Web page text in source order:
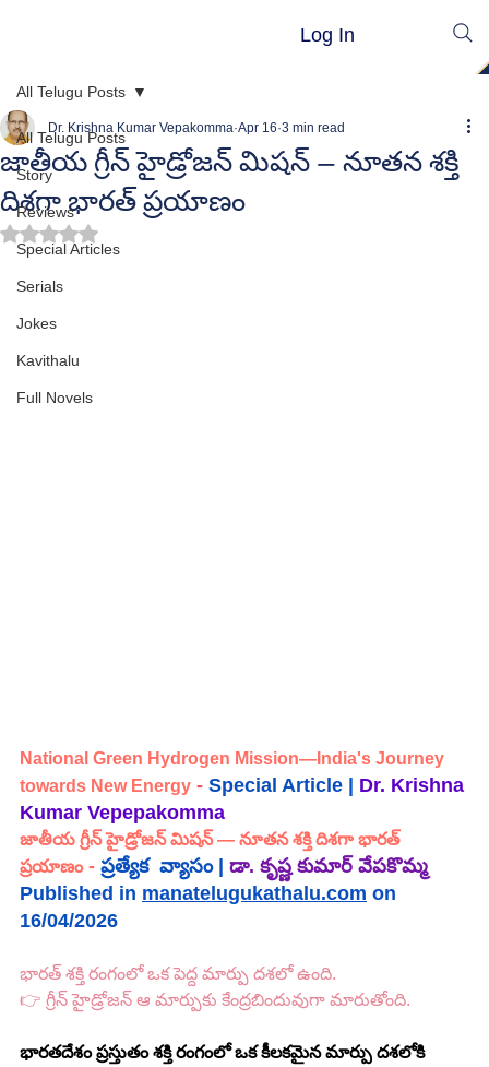
Log In
All Telugu Posts
Story
Reviews
Special Articles
Serials
Jokes
Kavithalu
Full Novels
All Telugu Posts
జాతీయ గ్రీన్ హైడ్రోజన్ మిషన్ — నూతన శక్తి
దిశగా భారత్ ప్రయాణం
Dr. Krishna Kumar Vepakomma Apr 16 3 min read
Rated NaN out of 5 stars.
National Green Hydrogen Mission—India's Journey
towards New Energy - Special Article | Dr. Krishna
Kumar Vepepakomma
జాతీయ గ్రీన్ హైడ్రోజన్ మిషన్ — నూతన శక్తి దిశగా భారత్
ప్రయాణం - ప్రత్యేక  వ్యాసం | డా. కృష్ణ కుమార్ వేపకొమ్మ
Published in manatelugukathalu.com on
16/04/2026
భారత్ శక్తి రంగంలో ఒక పెద్ద మార్పు దశలో ఉంది.
👉 గ్రీన్ హైడ్రోజన్ ఆ మార్పుకు కేంద్రబిందువుగా మారుతోంది.
భారతదేశం ప్రస్తుతం శక్తి రంగంలో ఒక కీలకమైన మార్పు దశలోకి